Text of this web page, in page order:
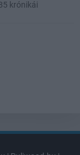
krónikái